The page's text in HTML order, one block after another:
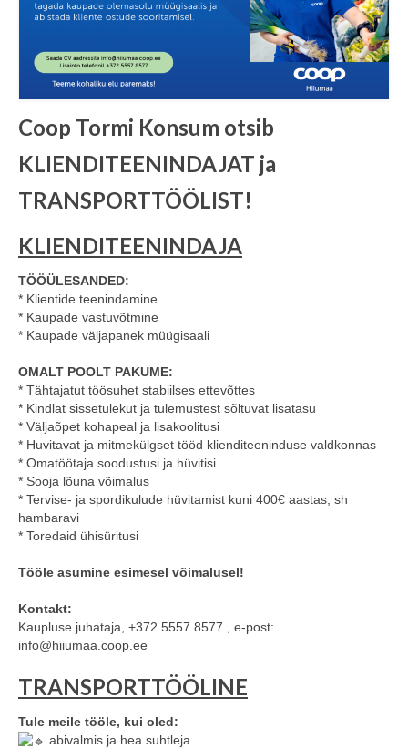
Coop Tormi Konsum otsib
KLIENDITEENINDAJAT ja
TRANSPORTTÖÖLIST!
KLIENDITEENINDAJA
TÖÖÜLESANDED:
* Klientide teenindamine
* Kaupade vastuvõtmine
* Kaupade väljapanek müügisaali
OMALT POOLT PAKUME:
* Tähtajatut töösuhet stabiilses ettevõttes
* Kindlat sissetulekut ja tulemustest sõltuvat lisatasu
* Väljaõpet kohapeal ja lisakoolitusi
* Huvitavat ja mitmekülgset tööd klienditeeninduse valdkonnas
* Omatöötaja soodustusi ja hüvitisi
* Sooja lõuna võimalus
* Tervise- ja spordikulude hüvitamist kuni 400€ aastas, sh
hambaravi
* Toredaid ühisüritusi
Tööle asumine esimesel võimalusel!
Kontakt:
Kaupluse juhataja, +372 5557 8577 , e-post:
info@hiiumaa.coop.ee
TRANSPORTTÖÖLINE
Tule meile tööle, kui oled:
abivalmis ja hea suhtleja